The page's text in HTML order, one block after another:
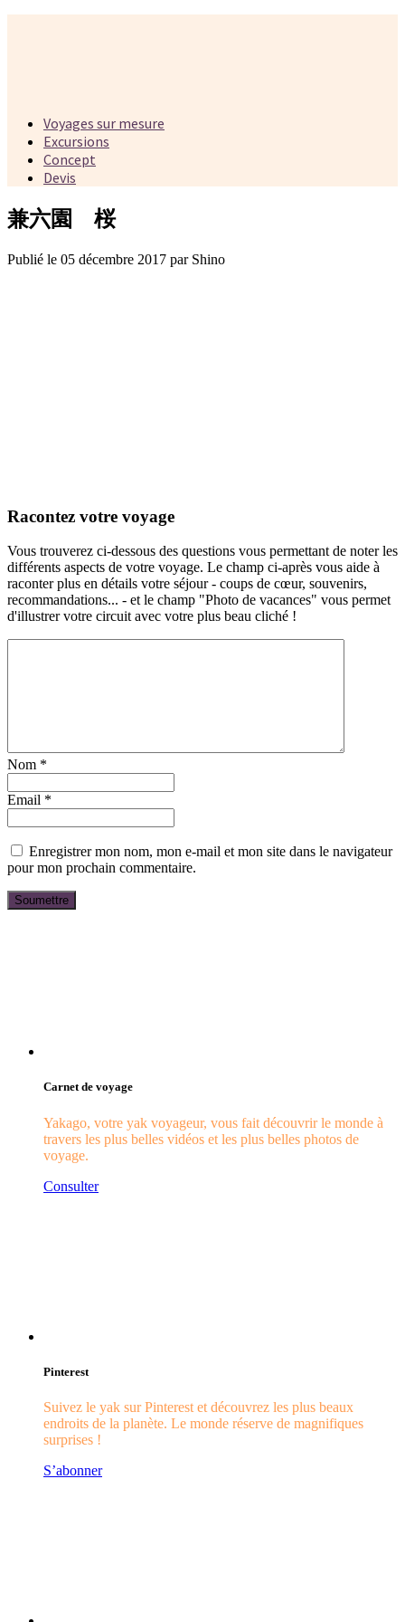
Voyages sur mesure
Excursions
Concept
Devis
兼六園 桜
Publié le 05 décembre 2017 par Shino
Racontez votre voyage
Vous trouverez ci-dessous des questions vous permettant de noter les
différents aspects de votre voyage. Le champ ci-après vous aide à
raconter plus en détails votre séjour - coups de cœur, souvenirs,
recommandations... - et le champ "Photo de vacances" vous permet
d'illustrer votre circuit avec votre plus beau cliché !
Nom *
Email *
Enregistrer mon nom, mon e-mail et mon site dans le navigateur
pour mon prochain commentaire.
Carnet de voyage
Yakago, votre yak voyageur, vous fait découvrir le monde à
travers les plus belles vidéos et les plus belles photos de
voyage.
Consulter
Pinterest
Suivez le yak sur Pinterest et découvrez les plus beaux
endroits de la planète. Le monde réserve de magnifiques
surprises !
S’abonner